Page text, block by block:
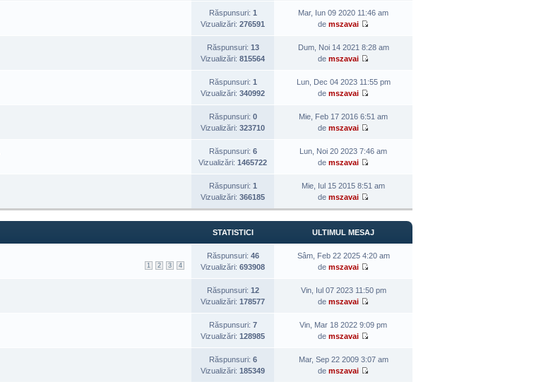
Răspunsuri: 1
Vizualizări: 276591
Mar, Iun 09 2020 11:46 am
de mszavai
Răspunsuri: 13
Vizualizări: 815564
Dum, Noi 14 2021 8:28 am
de mszavai
Răspunsuri: 1
Vizualizări: 340992
Lun, Dec 04 2023 11:55 pm
de mszavai
Răspunsuri: 0
Vizualizări: 323710
Mie, Feb 17 2016 6:51 am
de mszavai
Răspunsuri: 6
Vizualizări: 1465722
Lun, Noi 20 2023 7:46 am
de mszavai
Răspunsuri: 1
Vizualizări: 366185
Mie, Iul 15 2015 8:51 am
de mszavai
STATISTICI ULTIMUL MESAJ
1 2 3 4
Răspunsuri: 46
Vizualizări: 693908
Sâm, Feb 22 2025 4:20 am
de mszavai
Răspunsuri: 12
Vizualizări: 178577
Vin, Iul 07 2023 11:50 pm
de mszavai
Răspunsuri: 7
Vizualizări: 128985
Vin, Mar 18 2022 9:09 pm
de mszavai
Răspunsuri: 6
Vizualizări: 185349
Mar, Sep 22 2009 3:07 am
de mszavai